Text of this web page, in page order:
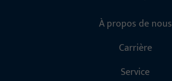
À propos de nous
Carrière
Service